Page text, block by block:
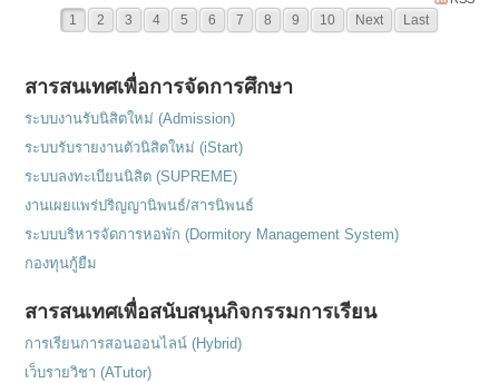
1 2 3 4 5 6 7 8 9 10 Next Last
สารสนเทศเพื่อการจัดการศึกษา
ระบบงานรับนิสิตใหม่ (Admission)
ระบบรับรายงานตัวนิสิตใหม่ (iStart)
ระบบลงทะเบียนนิสิต (SUPREME)
งานเผยแพร่ปริญญานิพนธ์/สารนิพนธ์
ระบบบริหารจัดการหอพัก (Dormitory Management System)
กองทุนกู้ยืม
สารสนเทศเพื่อสนับสนุนกิจกรรมการเรียน
การเรียนการสอนออนไลน์ (Hybrid)
เว็บรายวิชา (ATutor)